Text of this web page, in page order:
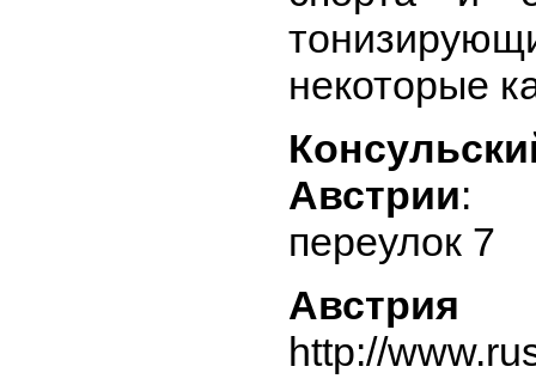
некоторые
Австрии:
переулок 7
http://